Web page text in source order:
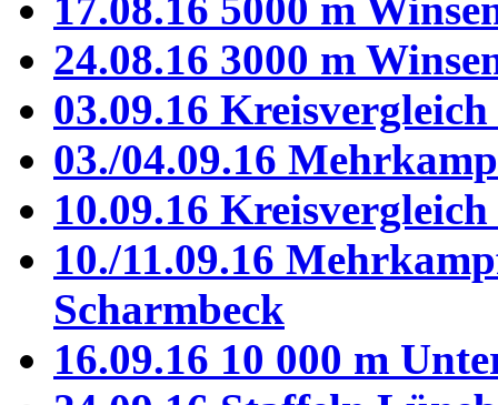
17.08.16 5000 m
24.08.16 3000 m
03.09.16
03./04.09.16
10.09.16
10./11.09.16
Scharmbeck
16.09.16 10 000 m